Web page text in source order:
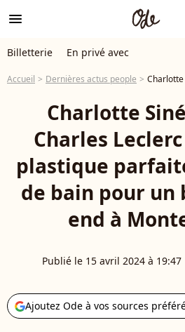
menu
Billetterie En privé avec
Accueil Dernières actus people Charlotte Siné : L'ex de
Charlotte
Charles
plastique
de bain pour un
end à
Publié le 15 avril 2024 à 19:47
Ajoutez Ode à vos sources